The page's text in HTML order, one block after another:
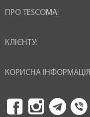
ПРО TESCOMA:
КЛІЄНТУ:
КОРИСНА